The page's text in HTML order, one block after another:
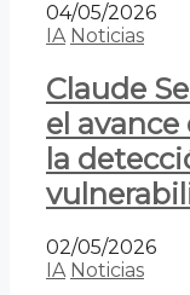
04/05/2026
IA Noticias
Claude
el
la
02/05/2026
IA Noticias